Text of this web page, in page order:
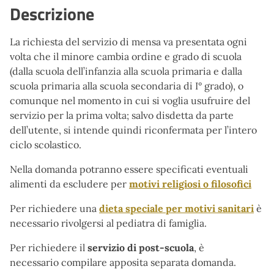
Descrizione
La richiesta del servizio di mensa va presentata ogni
volta che il minore cambia ordine e grado di scuola
(dalla scuola dell’infanzia alla scuola primaria e dalla
scuola primaria alla scuola secondaria di I° grado), o
comunque nel momento in cui si voglia usufruire del
servizio per la prima volta; salvo disdetta da parte
dell’utente, si intende quindi riconfermata per l’intero
ciclo scolastico.
Nella domanda potranno essere specificati eventuali
alimenti da escludere per motivi religiosi o filosofici
Per richiedere una dieta speciale per motivi sanitari è
necessario rivolgersi al pediatra di famiglia.
Per richiedere il servizio di post-scuola, è
necessario compilare apposita separata domanda.